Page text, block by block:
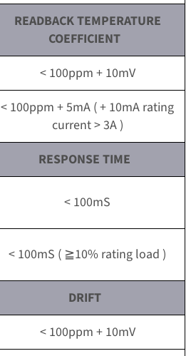
READBACK TEMPERATURE
COEFFICIENT
< 100ppm + 10mV
< 100ppm + 5mA ( + 10mA rating
current > 3A )
RESPONSE TIME
< 100mS
< 100mS ( ≧10% rating load )
DRIFT
< 100ppm + 10mV